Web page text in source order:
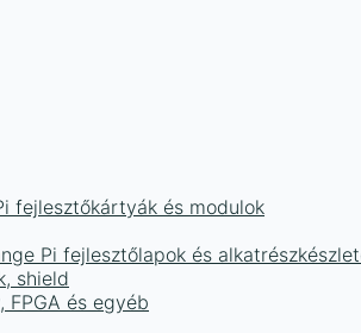
fejlesztőkártyák és modulok
Pi fejlesztőlapok és
shield
FPGA és egyéb